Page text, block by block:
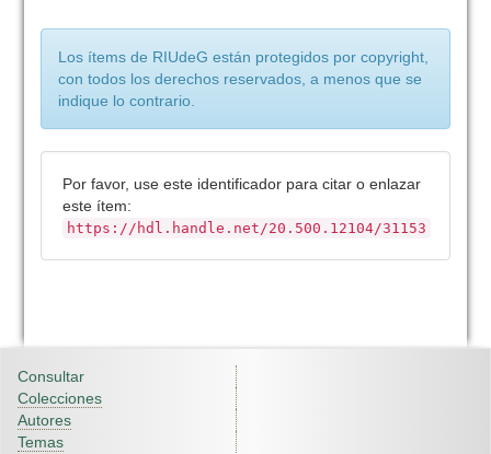
Los ítems de RIUdeG están protegidos por copyright,
con todos los derechos reservados, a menos que se
indique lo contrario.
Por favor, use este identificador para citar o enlazar
este ítem:
https://hdl.handle.net/20.500.12104/31153
Consultar
Colecciones
Autores
Temas